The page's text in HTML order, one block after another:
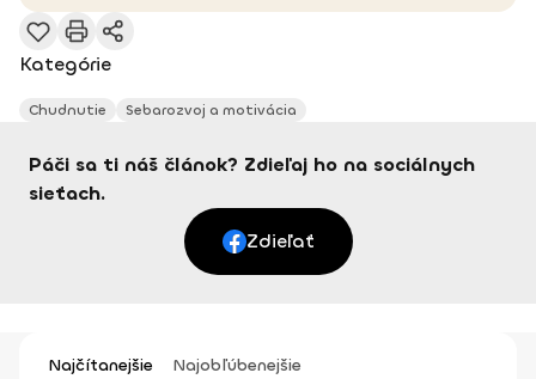
Kategórie
Chudnutie Sebarozvoj a motivácia
Páči sa ti náš článok? Zdieľaj ho na sociálnych
sieťach.
Zdieľať
Najčítanejšie Najobľúbenejšie